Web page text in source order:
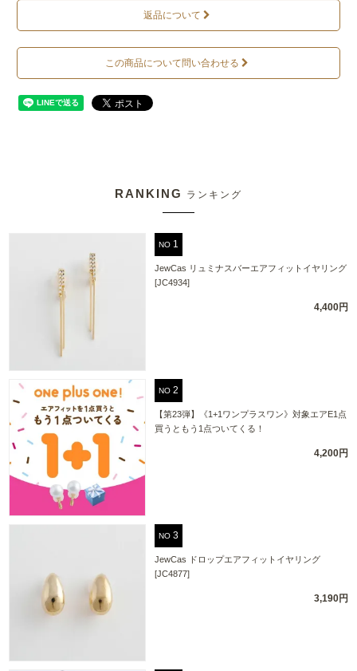
返品について
この商品について問い合わせる
RANKING ランキング
NO
JewCas リュミナスバーエアフィットイヤリング
[JC4934]
4,400円
NO
【第23弾】《1+1ワンプラスワン》対象エアE1点
買うともう1点ついてくる！
4,200円
NO
JewCas ドロップエアフィットイヤリング
[JC4877]
3,190円